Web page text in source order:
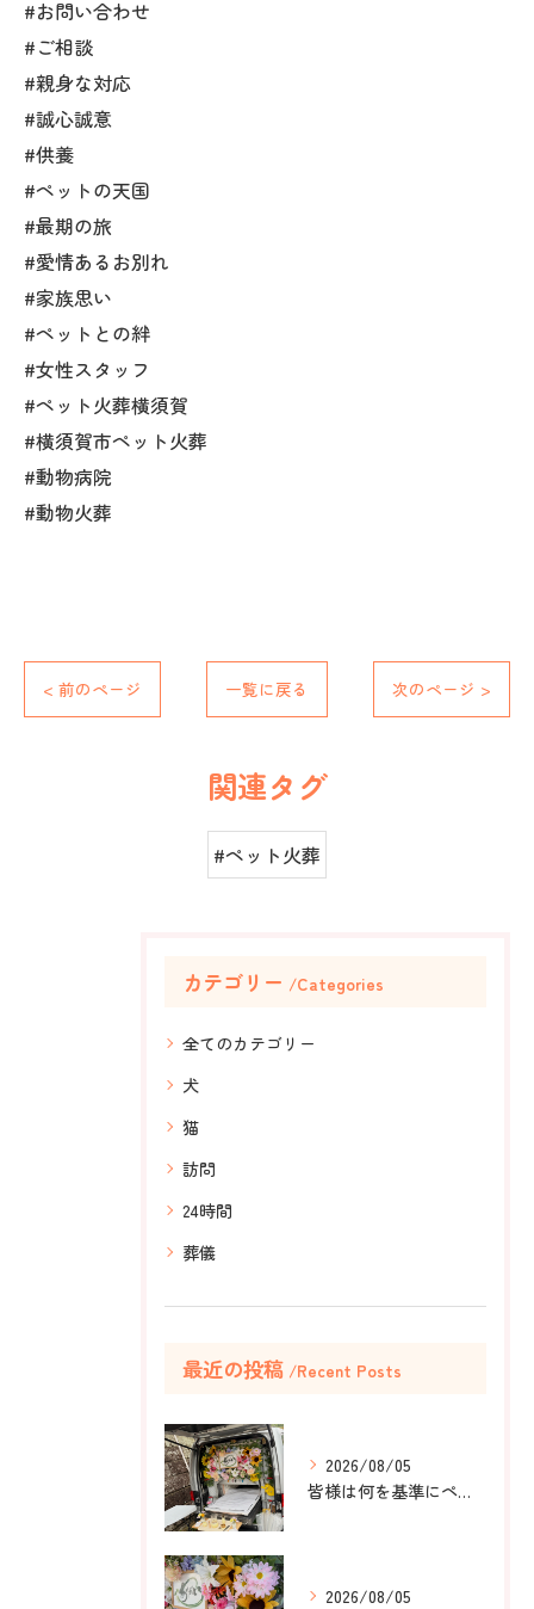
#お問い合わせ
#ご相談
#親身な対応
#誠心誠意
#供養
#ペットの天国
#最期の旅
#愛情あるお別れ
#家族思い
#ペットとの絆
#女性スタッフ
#ペット火葬横須賀
#横須賀市ペット火葬
#動物病院
#動物火葬
< 前のページ 一覧に戻る 次のページ >
関連タグ
#ペット火葬
カテゴリー Categories
全てのカテゴリー
犬
猫
訪問
24時間
葬儀
最近の投稿 Recent Posts
2026/08/05
皆様は何を基準にペット葬儀社を選びますか？
2026/08/05